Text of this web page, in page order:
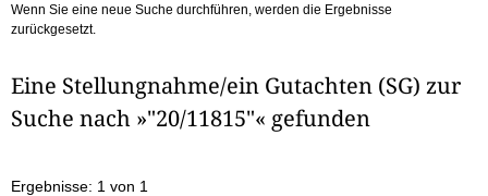
Wenn Sie eine neue Suche durchführen, werden die Ergebnisse
zurückgesetzt.
Eine Stellungnahme/ein Gutachten (SG) zur
Suche nach »"20/11815"« gefunden
Ergebnisse: 1 von 1